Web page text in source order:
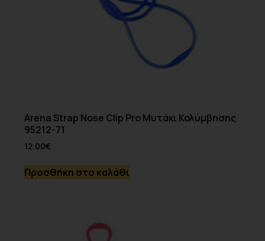
Arena Strap Nose Clip Pro Μυτάκι Κολύμβησης
95212-71
12.00€
Προσθήκη στο καλάθι